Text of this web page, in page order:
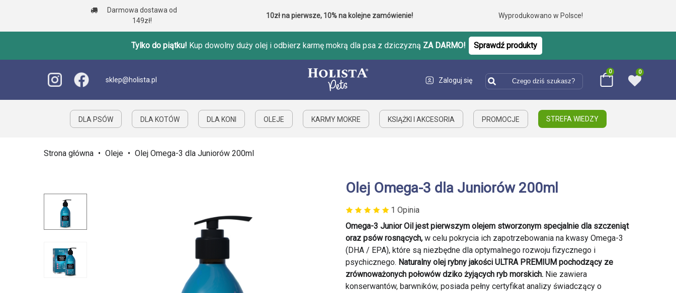
Darmowa dostawa od
149zł!
10zł na pierwsze, 10% na kolejne zamówienie! Wyprodukowano w Polsce!
Tylko do piątku! Kup dowolny duży olej i odbierz karmę mokrą dla psa z dziczyzną ZA DARMO! Sprawdź produkty
sklep@holista.pl Zaloguj się
0 0
DLA PSÓW DLA KOTÓW DLA KONI OLEJE KARMY MOKRE KSIĄŻKI I AKCESORIA PROMOCJE STREFA WIEDZY
Strona główna • Oleje • Olej Omega-3 dla Juniorów 200ml
Olej Omega-3 dla Juniorów 200ml
1 Opinia
Omega-3 Junior Oil jest pierwszym olejem stworzonym specjalnie dla szczeniąt
oraz psów rosnących, w celu pokrycia ich zapotrzebowania na kwasy Omega-3
(DHA / EPA), które są niezbędne dla optymalnego rozwoju fizycznego i
psychicznego. Naturalny olej rybny jakości ULTRA PREMIUM pochodzący ze
zrównoważonych połowów dziko żyjących ryb morskich. Nie zawiera
konserwantów, barwników, posiada pełny certyfikat analizy świadczący o